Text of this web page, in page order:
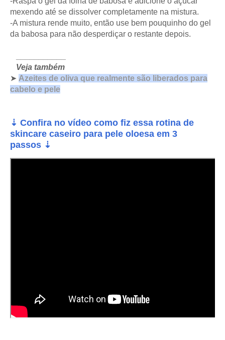
mexendo até se dissolver completamente na mistura.
-A mistura rende muito, então use bem pouquinho do gel
da babosa para não desperdiçar o restante depois.
Veja também
➤ Azeites de oliva que realmente são liberados para
cabelo e pele
⇣ Confira no vídeo como fiz essa rotina de
skincare caseiro para pele oloesa em 3
passos ⇣